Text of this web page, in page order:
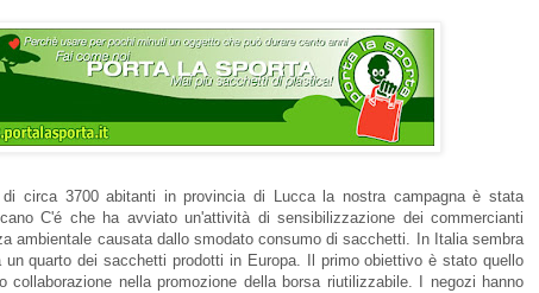
di circa 3700 abitanti in provincia di Lucca la nostra campagna è stata
C'é che ha avviato un'attività di sensibilizzazione dei commercianti
ambientale causata dallo smodato consumo di sacchetti. In Italia sembra
quarto dei sacchetti prodotti in Europa. Il primo obiettivo è stato quello
collaborazione nella promozione della borsa riutilizzabile. I negozi hanno